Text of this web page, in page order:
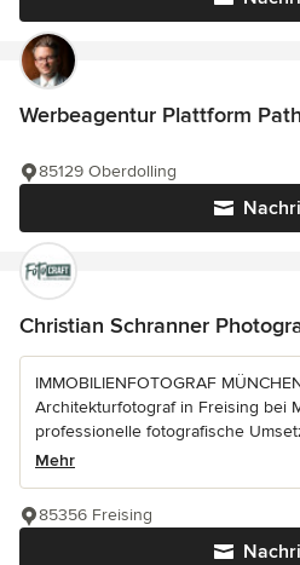
Werbeagentur Plattform
85129 Oberdolling
Christian Schranner
IMMOBILIENFOTOGRAF
Architekturfotograf in Freising bei
professionelle fotografische
Mehr
85356 Freising